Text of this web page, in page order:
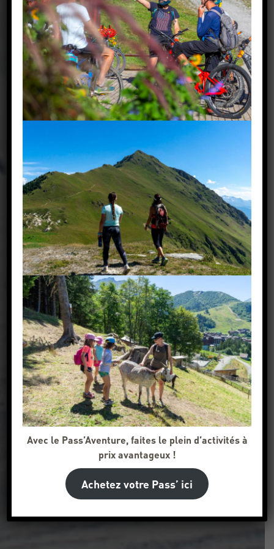
Avec le Pass’Aventure, faites le plein d’activités à
prix avantageux !
Achetez votre Pass’ ici